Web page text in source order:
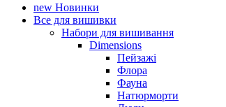
new Новинки
Все для вишивки
Набори для вишивання
Dimensions
Пейзажі
Флора
Фауна
Натюрморти